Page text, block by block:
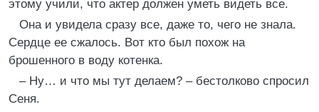
этому учили, что актер должен уметь видеть все.
Она и увидела сразу все, даже то, чего не знала.
Сердце ее сжалось. Вот кто был похож на
брошенного в воду котенка.
– Ну… и что мы тут делаем? – бестолково спросил
Сеня.